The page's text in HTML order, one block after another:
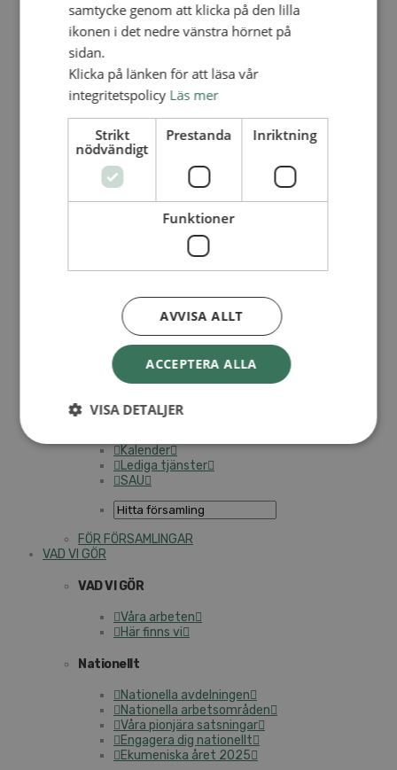
Lediga tjänster
FÖR FÖRSAMLINGAR
FÖRDJUPNING OCH UTVECKLING
Missionella initiativ
Smågrupper
Skapelse och miljö
Gudstjänst
Vänförsamling
Integrationsarbete
För barns bästa – överallt
Missionsinspiratörens verktygslåda
Redovisning och lönehantering
Kyrkoavgiften
LOGGA IN
Personalförsäkringar
SAMP – personalförbundet
Kalender
Lediga tjänster
SAU
FÖR FÖRSAMLINGAR
VAD VI GÖR
VAD VI GÖR
Våra arbeten
Här finns vi
Nationellt
Nationella avdelningen
Nationella arbetsområden
Våra pionjära satsningar
Engagera dig nationellt
Ekumeniska året 2025
samtycke genom att klicka på den lilla
ikonen i det nedre vänstra hörnet på
sidan.
Klicka på länken för att läsa vår
integritetspolicy Läs mer
Strikt
nödvändigt
Prestanda Inriktning
Funktioner
ACCEPTERA ALLA
AVVISA ALLT
VISA DETALJER